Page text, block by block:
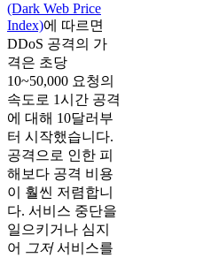
(Dark Web Price
Index)에 따르면
DDoS 공격의 가
격은 초당
10~50,000 요청의
속도로 1시간 공격
에 대해 10달러부
터 시작했습니다.
공격으로 인한 피
해보다 공격 비용
이 훨씬 저렴합니
다. 서비스 중단을
일으키거나 심지
어
그저서비스를